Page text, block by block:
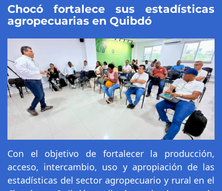
Chocó fortalece sus estadísticas
agropecuarias en Quibdó
Con el objetivo de fortalecer la producción,
acceso, intercambio, uso y apropiación de las
estadísticas del sector agropecuario y rural en el